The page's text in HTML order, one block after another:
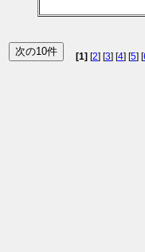
[1] [2] [3] [4] [5] [